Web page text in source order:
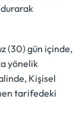
(30) gün içinde,
yönelik
Kişisel
tarifedeki